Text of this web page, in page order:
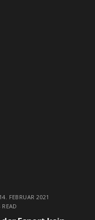
14. FEBRUAR 2021